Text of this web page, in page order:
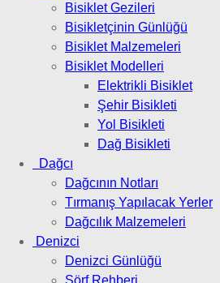
Bisiklet Gezileri
Bisikletçinin Günlüğü
Bisiklet Malzemeleri
Bisiklet Modelleri
Elektrikli Bisiklet
Şehir Bisikleti
Yol Bisikleti
Dağ Bisikleti
Dağcı
Dağcının Notları
Tırmanış Yapılacak Yerler
Dağcılık Malzemeleri
Denizci
Denizci Günlüğü
Sörf Rehberi